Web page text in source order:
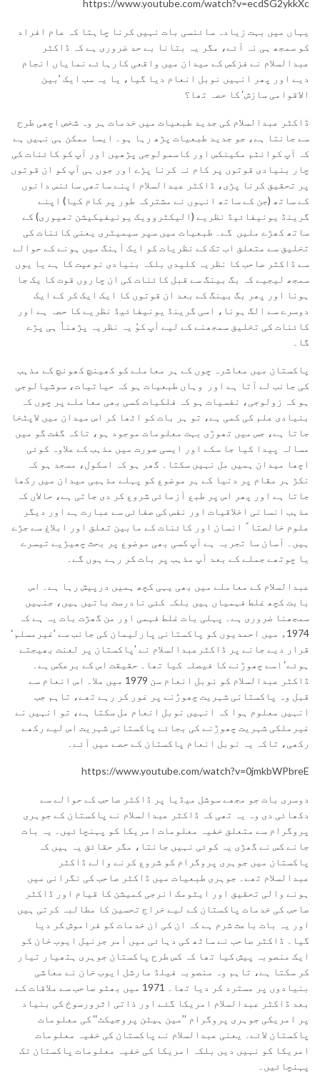
https://www.youtube.com/watch?v=ecdSG2ykkXc
یہاں میں بہت زیادہ سائنسی بات نہیں کرنا چاہتا کہ عام افراد
کو سمجھ ہی نہ آئے، مگر یہ بتانا بے حد ضروری ہے کہ ڈاکٹر
عبدالسلام نے فزکس کے میدان میں واقعی کارہائے نمایاں انجام
دیے اور پھر انہیں نوبل انعام دیا گیا، یا یہ سب ایک ’بین
الاقوامی سازش‘ کا حصہ تھا؟
ڈاکٹر عبدالسلام کی جدید طبعیات میں خدمات ہر وہ شخص اچھی طرح
سے جانتا ہے، جو جدید طبعیات پڑھ رہا ہو۔ ایسا ممکن ہی نہیں ہے
کہ آپ کوانٹم مکینکس اور کاسمولوجی پڑھیں اور آپ کو کائنات کی
چار بنیادی قوتوں پر کام نہ کرنا پڑے اور جوں ہی آپ کو ان قوتوں
پر تحقیق کرنا پڑی، ڈاکٹر عبدالسلام اپنے ساتھی سائنس دانوں
کے ساتھ (جن کے ساتھ انہوں نے مشترکہ طور پر کام کیا) اپنے
گرینڈ یونیفائیڈ نظریے (الیکٹروویک یونیفیکیشن تھیوری) کے
ساتھ کھڑے ملیں گے۔ طبعیات میں سپر سیمیٹری یعنی کائنات کی
تخلیق سے متعلق اب تک کے نظریات کو ایک آہنگ میں ہونے کے حوالے
سے ڈاکٹر صاحب کا نظریہ کلیدی بلکہ بنیادی نوعیت کا ہے یا یوں
سمجھ لیجیے کہ بگ بینگ سے قبل کائنات کی ان چاروں قوت کا یک جا
ہونا اور پھر بگ بینگ کے بعد ان قوتوں کا ایک ایک کر کے ایک
دوسرے سے الگ ہونا، اسی گرینڈ یونیفائیڈ نظریے کا حصہ ہے اور
کائنات کی تخلیق سمجھنے کے لیے آپ کوُ یہ نظریہ پڑھناُ ہی پڑے
گا۔
پاکستان میں معاشرہ چوں کے ہر معاملے کو کھینچ کھونچ کے مذہب
کی جانب لے آتا ہے اور وہاں طبعیات ہو کہ حیاتیات، سوشیالوجی
ہو کہ زولوجی، نفسیات ہو کہ فلکیات کسی بھی معاملے پر چوں کہ
بنیادی علم کی کمی ہے، تو ہر بات کو اٹھا کر اس میدان میں لاپٹخا
جاتا ہے، جس میں تھوڑی بہت معلومات موجود ہو، تاکہ گفت گو میں
مسالہ پیدا کیا جا سکے اور ایسی صورت میں مذہب کے علاوہ کوئی
اچھا میدان ہمیں مل نہیں سکتا۔ گھر ہو کہ اسکول، مسجد ہو کہ
نکڑ ہر مقام پر دنیا کے ہر موضوع کو پہلے مذہبی میدان میں رکھا
جاتا ہے اور پھر اس پر طبع آزمائی شروع کر دی جاتی ہے، حالاں کہ
مذہب انسانی اخلاقیات اور نفس کی صفائی سے عبارت ہے اور دیگر
علوم خالصتاﹰ انسان اور کائنات کے مابین تعلق اور ابلاغ سے جڑے
ہیں۔ آسان سا تجربہ ہے آپ کسی بھی موضوع پر بحث چھیڑیے تیسرے
یا چوتھے جملے کے بعد آپ مذہب پر بات کر رہے ہوں گے۔
عبدالسلام کے معاملے میں بھی یہی کچھ ہمیں درپیش رہا ہے۔ اس
بابت کچھ غلط فہمیاں ہیں بلکہ کئی نادرست باتیں ہیں، جنہیں
سمجھنا ضروری ہے۔ پہلی بات غلط فہمی اور من گھڑت بات یہ ہے کہ
1974ء میں احمدیوں کو پاکستانی پارلیمان کی جانب سے ’غیرمسلم‘
قرار دیے جانے پر ڈاکٹرعبدالسلام نے ’پاکستان پر لعنت بھیجتے
ہوئے‘ اسے چھوڑنے کا فیصلہ کیا تھا۔ حقیقت اس کے برعکس ہے۔
ڈاکٹر عبدالسلام کو نوبل انعام سن 1979 میں ملا۔ اس انعام سے
قبل وہ پاکستانی شہریت چھوڑنے پر غور کر رہے تھے، تاہم جب
انہیں معلوم ہوا کہ انہیں نوبل انعام مل سکتا ہے، تو انہیں نے
غیرملکی شہریت چھوڑنے کی بجائے پاکستانی شہریت اس لیے رکھے
رکھی، تاکہ یہ نوبل انعام پاکستان کے حصے میں آئے۔
https://www.youtube.com/watch?v=0jmkbWPbreE
دوسری بات جو مجھے سوشل میڈیا پر ڈاکٹر صاحب کے حوالے سے
دکھائی دی وہ یہ تھی کہ ڈاکٹر عبدالسلام نے پاکستان کے جوہری
پروگرام سے متعلق خفیہ معلومات امریکا کو پہنچائیں۔ یہ بات
جانے کس نے گھڑی یہ کوئی نہیں جانتا، مگر حقائق یہ ہیں کہ
پاکستان میں جوہری پروگرام کو شروع کرنے والے ڈاکٹر
عبدالسلام تھے۔ جوہری طبعیات میں ڈاکٹر صاحب کی نگرانی میں
ہونے والی تحقیق اور ایٹومک انرجی کمیشن کا قیام اور ڈاکٹر
صاحب کی خدمات پاکستان کے لیے خراج تحسین کا مطالبہ کرتی ہیں
اور یہ بات باعث شرم ہے کہ ان کی ان خدمات کو فراموش کر دیا
گیا۔ ڈاکٹر صاحب نے ساٹھ کی دہائی میں آمر جرنیل ایوب خان کو
ایک منصوبہ پیش کیا تھا کہ کس طرح پاکستان جوہری ہتھیار تیار
کر سکتا ہے، تاہم وہ منصوبہ فیلڈ مارشل ایوب خان نے معاشی
بنیادوں پر مسترد کر دیا تھا۔ 1971 میں بھٹو صاحب سے ملاقات کے
بعد ڈاکٹر عبدالسلام امریکا گئے اور ذاتی اثرورسوخ کی بنیاد
پر امریکی جوہری پروگرام ’’مین ہیٹن پروجیکٹ‘‘ کی معلومات
پاکستان لائے۔ یعنی عبدالسلام نے پاکستان کی خفیہ معلومات
امریکا کو نہیں دیں بلکہ امریکا کی خفیہ معلومات پاکستان تک
پہنچائیں۔